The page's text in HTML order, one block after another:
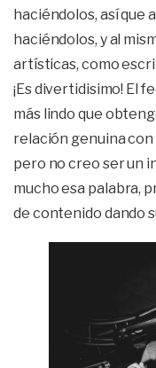
haciéndolos, así que
haciéndolos, y al
artísticas, como
¡Es divertidisimo! El
más lindo que
relación genuina con
pero no creo ser un
mucho esa palabra,
de contenido dando